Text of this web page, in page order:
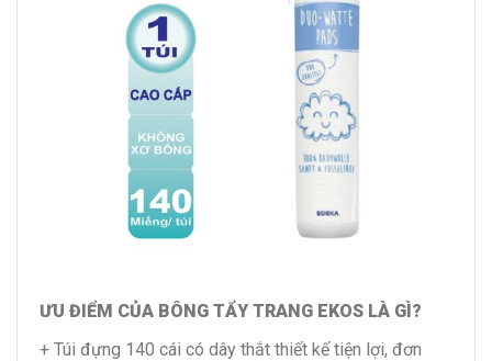
ƯU ĐIỂM CỦA BÔNG TẨY TRANG EKOS LÀ GÌ?
+ Túi đựng 140 cái có dây thắt thiết kế tiện lợi, đơn